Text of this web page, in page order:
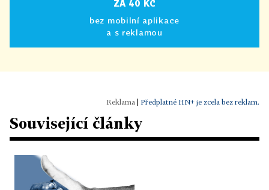
ZA 40 KČ
bez mobilní aplikace
a s reklamou
Předplatné HN+ je zcela bez reklam.
Související články